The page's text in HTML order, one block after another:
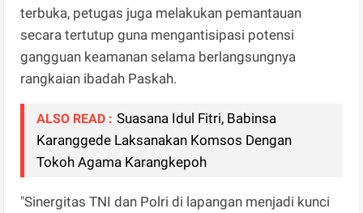
terbuka, petugas juga melakukan pemantauan
secara tertutup guna mengantisipasi potensi
gangguan keamanan selama berlangsungnya
rangkaian ibadah Paskah.
ALSO READ : Suasana Idul Fitri, Babinsa
Karanggede Laksanakan Komsos Dengan
Tokoh Agama Karangkepoh
"Sinergitas TNI dan Polri di lapangan menjadi kunci